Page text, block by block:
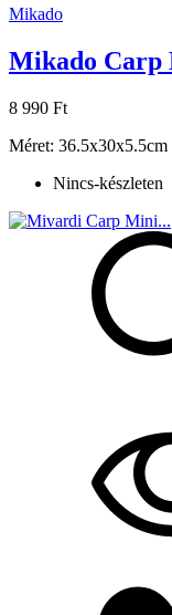
Mikado
Mikado Carp
8 990 Ft
Méret: 36.5x30x5.5cm
Nincs-készleten